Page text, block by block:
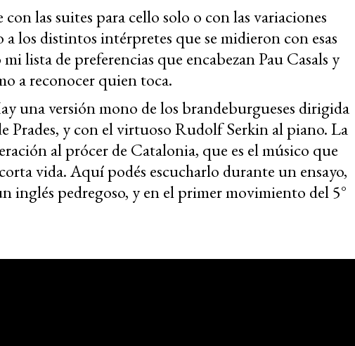
las suites para cello solo o con las variaciones
los distintos intérpretes que se midieron con esas
lista de preferencias que encabezan Pau Casals y
a reconocer quien toca.
una versión mono de los brandeburgueses dirigida
Prades, y con el virtuoso Rudolf Serkin al piano. La
al prócer de Catalonia, que es el músico que
vida. Aquí podés escucharlo durante un ensayo,
inglés pedregoso, y en el primer movimiento del 5°